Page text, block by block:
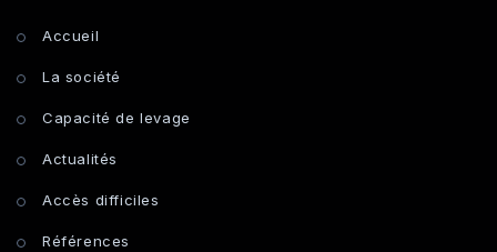
Accueil
La société
Capacité de levage
Actualités
Accès difficiles
Références